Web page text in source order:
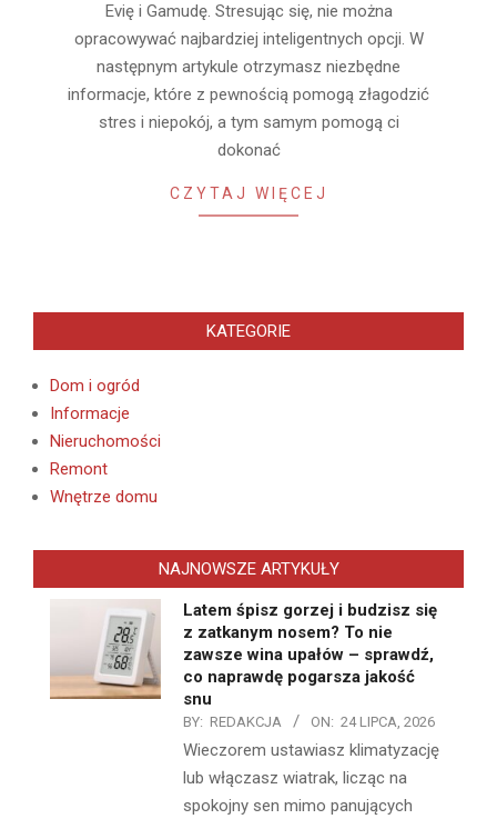
Evię i Gamudę. Stresując się, nie można
opracowywać najbardziej inteligentnych opcji. W
następnym artykule otrzymasz niezbędne
informacje, które z pewnością pomogą złagodzić
stres i niepokój, a tym samym pomogą ci
dokonać
CZYTAJ WIĘCEJ
KATEGORIE
Dom i ogród
Informacje
Nieruchomości
Remont
Wnętrze domu
NAJNOWSZE ARTYKUŁY
Latem śpisz gorzej i budzisz się
z zatkanym nosem? To nie
zawsze wina upałów – sprawdź,
co naprawdę pogarsza jakość
snu
BY: REDAKCJA ON: 24 LIPCA, 2026
Wieczorem ustawiasz klimatyzację
lub włączasz wiatrak, licząc na
spokojny sen mimo panujących